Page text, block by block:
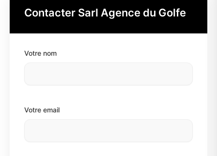
Contacter Sarl Agence du Golfe
Votre nom
Votre email